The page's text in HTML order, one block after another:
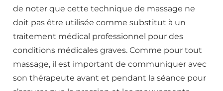
de noter que cette technique de massage ne
doit pas être utilisée comme substitut à un
traitement médical professionnel pour des
conditions médicales graves. Comme pour tout
massage, il est important de communiquer avec
son thérapeute avant et pendant la séance pour